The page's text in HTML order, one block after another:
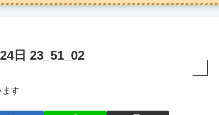
日 23_51_02
す